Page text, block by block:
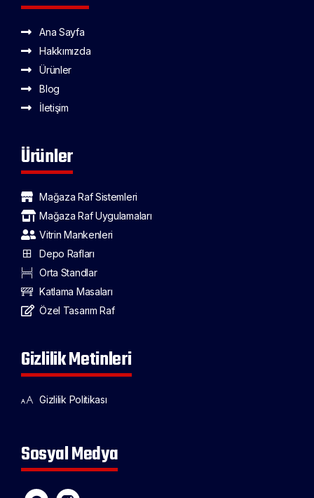
Ana Sayfa
Hakkımızda
Ürünler
Blog
İletişim
Ürünler
Mağaza Raf Sistemleri
Mağaza Raf Uygulamaları
Vitrin Mankenleri
Depo Rafları
Orta Standlar
Katlama Masaları
Özel Tasarım Raf
Gizlilik Metinleri
Gizlilik Politikası
Sosyal Medya